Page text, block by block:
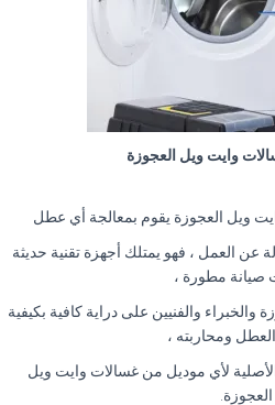
وايت ويل العجوزة
ويل العجوزة يقوم بمعالجة أي عطل
عن العمل ، فهو يمتلك أجهزة تقنية حديثة
صيانة مطورة ،
والفنيين على دراية كافية بكيفية
ومحاربته ،
لأي موديل من غسالات وايت ويل
العجوزة.